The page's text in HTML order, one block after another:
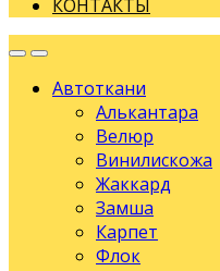
КОНТАКТЫ
Автоткани
Алькантара
Велюр
Винилискожа
Жаккард
Замша
Карпет
Флок